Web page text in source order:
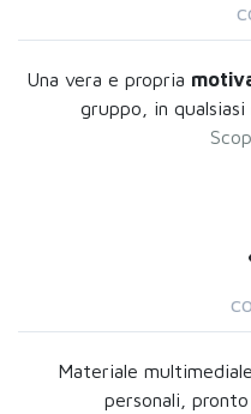
Una vera e propria
gruppo, in
Materiale multimediale
personali,